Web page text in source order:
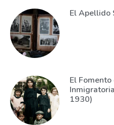
El Apellido
El
1930)